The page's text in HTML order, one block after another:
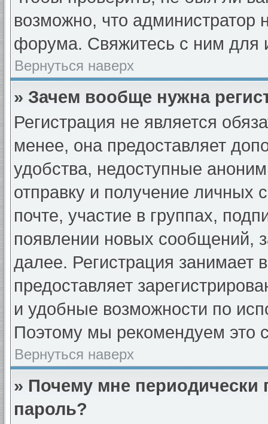
возможно, что администратор
форума. Свяжитесь с ним для
Вернуться наверх
» Зачем вообще нужна
Регистрация не является
менее, она предоставляет
удобства, недоступные
отправку и получение личных
почте, участие в группах,
появлении новых сообщений,
далее. Регистрация занимает
предоставляет
и удобные возможности по
Поэтому мы рекомендуем это
Вернуться наверх
» Почему мне периодически
пароль?